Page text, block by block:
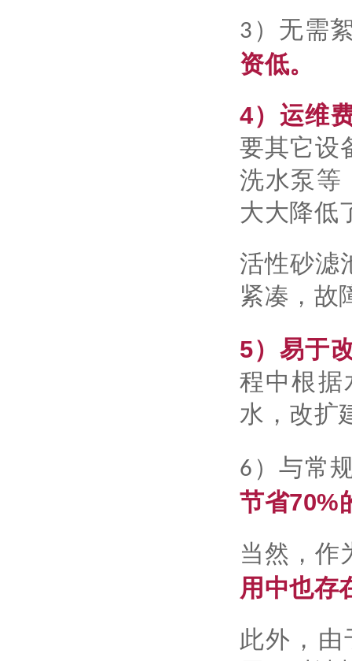
3）无需
资低。
4）运维
要其它设
洗水泵等
大大降低
活性砂滤
紧凑，故
5）易于
程中根据
水，改扩
6）与常
节省70%
当然，作
用中也存
此外，由